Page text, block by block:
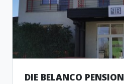
DIE BELANCO PENSION